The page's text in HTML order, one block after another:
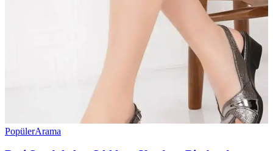
PopülerArama